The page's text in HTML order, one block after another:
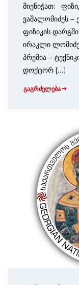
მიენიჭათ:
ვაშალომიძეს –
ფიზიკის
ირაკლი
პრემია –
დოქტორ […]
გაგრძელება